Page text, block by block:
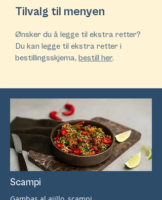
Tilvalg til menyen
Ønsker du å legge til ekstra retter?
Du kan legge til ekstra retter i
bestillingsskjema, bestill her.
Scampi